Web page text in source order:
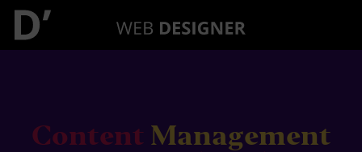
Content Management